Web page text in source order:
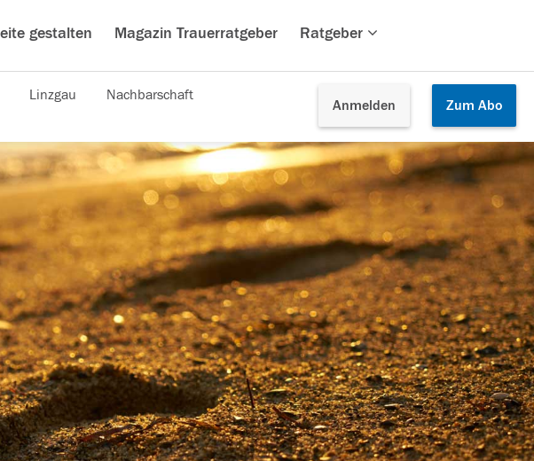
gestalten Magazin Trauerratgeber Ratgeber
Anmelden Zum Abo
Linzgau Nachbarschaft